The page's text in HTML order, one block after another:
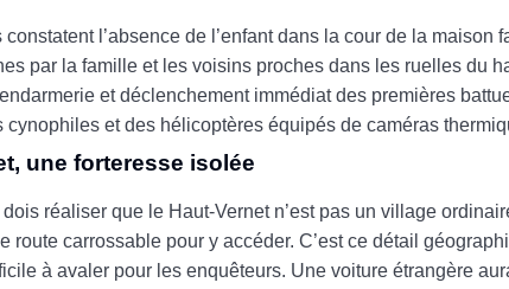
l’absence de l’enfant dans la cour de la maison
par la famille et les voisins proches dans les ruelles du
et déclenchement immédiat des premières
cynophiles et des hélicoptères équipés de caméras
une forteresse isolée
réaliser que le Haut-Vernet n’est pas un village
route carrossable pour y accéder. C’est ce détail
à avaler pour les enquêteurs. Une voiture étrangère